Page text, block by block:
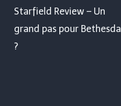
de
l’article
Starfield Review – Un
grand pas pour Bethesda
?